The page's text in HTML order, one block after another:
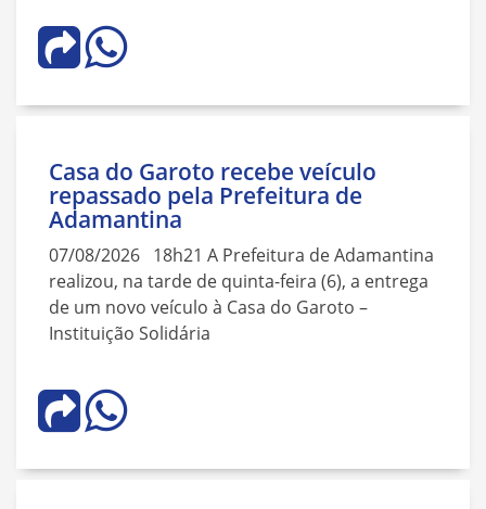
Casa do Garoto recebe veículo
repassado pela Prefeitura de
Adamantina
07/08/2026 18h21 A Prefeitura de Adamantina
realizou, na tarde de quinta-feira (6), a entrega
de um novo veículo à Casa do Garoto –
Instituição Solidária